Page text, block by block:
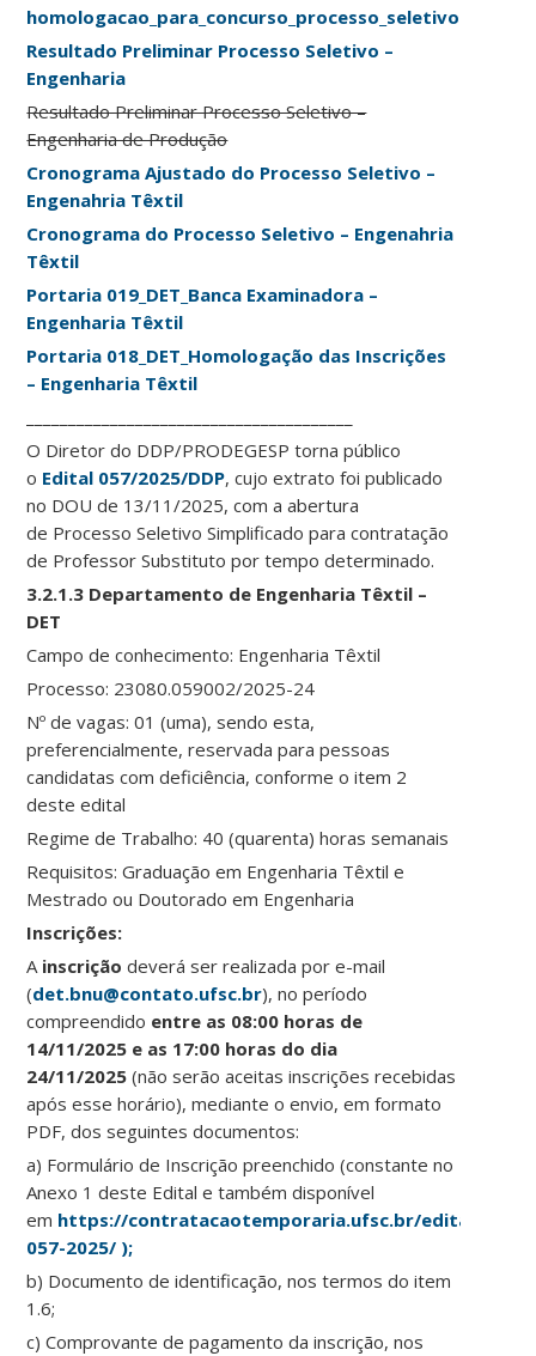
homologacao_para_concurso_processo_seletivo.2026
Resultado Preliminar Processo Seletivo –
Engenharia
Resultado Preliminar Processo Seletivo –
Engenharia de Produção
Cronograma Ajustado do Processo Seletivo –
Engenahria Têxtil
Cronograma do Processo Seletivo – Engenahria
Têxtil
Portaria 019_DET_Banca Examinadora –
Engenharia Têxtil
Portaria 018_DET_Homologação das Inscrições
– Engenharia Têxtil
O Diretor do DDP/PRODEGESP torna público
o Edital 057/2025/DDP, cujo extrato foi publicado
no DOU de 13/11/2025, com a abertura
de Processo Seletivo Simplificado para contratação
de Professor Substituto por tempo determinado.
3.2.1.3 Departamento de Engenharia Têxtil –
DET
Campo de conhecimento: Engenharia Têxtil
Processo: 23080.059002/2025-24
Nº de vagas: 01 (uma), sendo esta,
preferencialmente, reservada para pessoas
candidatas com deficiência, conforme o item 2
deste edital
Regime de Trabalho: 40 (quarenta) horas semanais
Requisitos: Graduação em Engenharia Têxtil e
Mestrado ou Doutorado em Engenharia
Inscrições:
A inscrição deverá ser realizada por e-mail
(det.bnu@contato.ufsc.br), no período
compreendido entre as 08:00 horas de
14/11/2025 e as 17:00 horas do dia
24/11/2025 (não serão aceitas inscrições recebidas
após esse horário), mediante o envio, em formato
PDF, dos seguintes documentos:
a) Formulário de Inscrição preenchido (constante no
Anexo 1 deste Edital e também disponível
em https://contratacaotemporaria.ufsc.br/edital-
057-2025/ );
b) Documento de identificação, nos termos do item
1.6;
c) Comprovante de pagamento da inscrição, nos